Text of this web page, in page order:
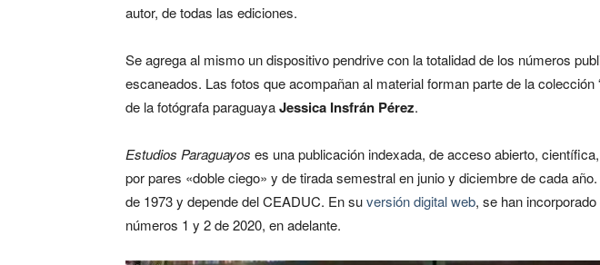
autor, de todas las ediciones.
Se agrega al mismo un dispositivo pendrive con la totalidad de los números
escaneados. Las fotos que acompañan al material forman parte de la colección
de la fotógrafa paraguayaJessica Insfrán Pérez.
Estudios Paraguayos es una publicación indexada, de acceso abierto,
por pares «doble ciego» y de tirada semestral en junio y diciembre de cada
de 1973 y depende del CEADUC. En suversión digital web, se han
números 1 y 2 de 2020, en adelante.